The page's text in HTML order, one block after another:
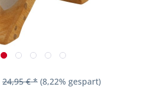
24,95 € * (8,22% gespart)